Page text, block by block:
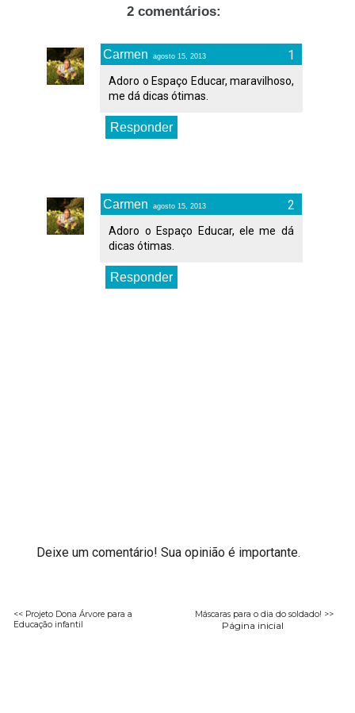
2 comentários:
Carmen agosto 15, 2013
Adoro o Espaço Educar, maravilhoso,
me dá dicas ótimas.
Responder
Carmen agosto 15, 2013
Adoro o Espaço Educar, ele me dá
dicas ótimas.
Responder
Deixe um comentário! Sua opinião é importante.
<< Projeto Dona Árvore para a
Educação infantil
Máscaras para o dia do soldado! >>
Página inicial